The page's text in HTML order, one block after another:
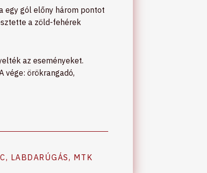
egy gól előny három pontot
a zöld-fehérek
az eseményeket.
vége: örökrangadó,
, LABDARÚGÁS, MTK